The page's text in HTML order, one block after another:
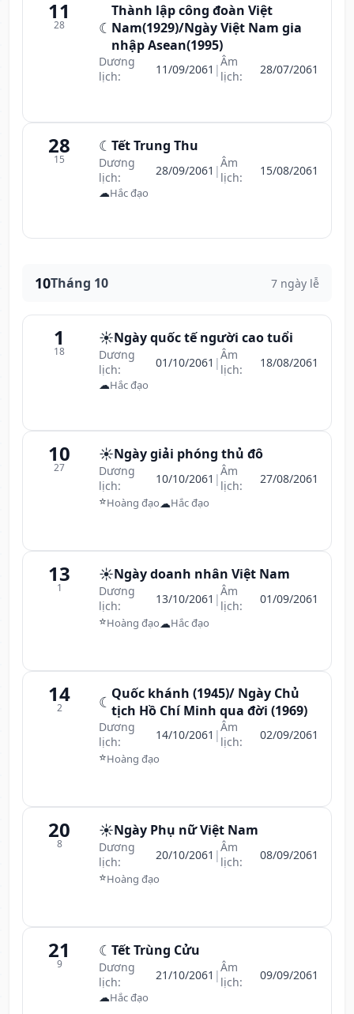
11
28 ☾
Thành lập công đoàn Việt
Nam(1929)/Ngày Việt Nam gia
nhập Asean(1995)
Dương
lịch:
11/09/2061 |Âm
lịch:
28/07/2061
28
15
☾ Tết Trung Thu
Dương
lịch:
28/09/2061 |Âm
lịch:
15/08/2061
☁Hắc đạo
10Tháng 10 7 ngày lễ
1
18
☀️Ngày quốc tế người cao tuổi
Dương
lịch:
01/10/2061 |Âm
lịch:
18/08/2061
☁Hắc đạo
10
27
☀️Ngày giải phóng thủ đô
Dương
lịch:
10/10/2061 |Âm
lịch:
27/08/2061
⭐Hoàng đạo☁Hắc đạo
13
1
☀️Ngày doanh nhân Việt Nam
Dương
lịch:
13/10/2061 |Âm
lịch:
01/09/2061
⭐Hoàng đạo☁Hắc đạo
14
2 ☾ Quốc khánh (1945)/ Ngày Chủ
tịch Hồ Chí Minh qua đời (1969)
Dương
lịch:
14/10/2061 |Âm
lịch:
02/09/2061
⭐Hoàng đạo
20
8
☀️Ngày Phụ nữ Việt Nam
Dương
lịch:
20/10/2061 |Âm
lịch:
08/09/2061
⭐Hoàng đạo
21
9
☾ Tết Trùng Cửu
Dương
lịch:
21/10/2061 |Âm
lịch:
09/09/2061
☁Hắc đạo